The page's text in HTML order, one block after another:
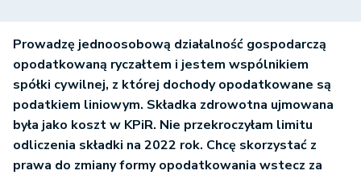
Prowadzę jednoosobową działalność gospodarczą
opodatkowaną ryczałtem i jestem wspólnikiem
spółki cywilnej, z której dochody opodatkowane są
podatkiem liniowym. Składka zdrowotna ujmowana
była jako koszt w KPiR. Nie przekroczyłam limitu
odliczenia składki na 2022 rok. Chcę skorzystać z
prawa do zmiany formy opodatkowania wstecz za